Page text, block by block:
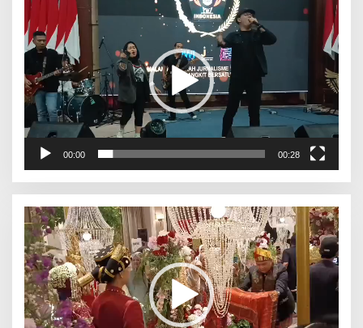
Video
00:00 00:28
Pemutar
Video